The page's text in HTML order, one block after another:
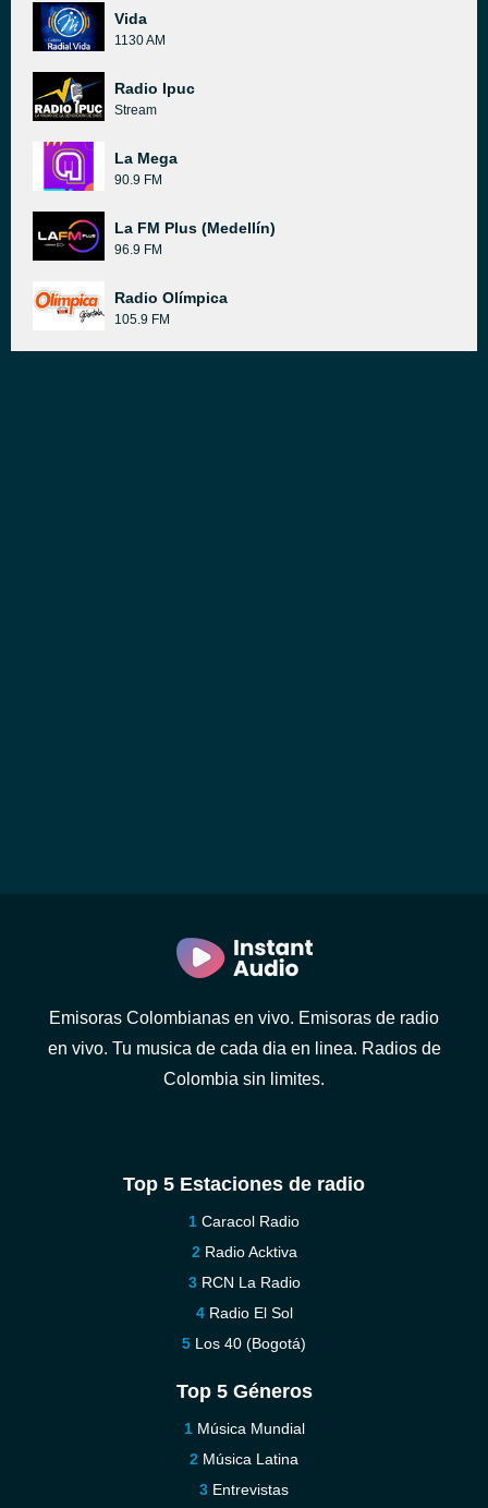
Vida
1130 AM
Radio Ipuc
Stream
La Mega
90.9 FM
La FM Plus (Medellín)
96.9 FM
Radio Olímpica
105.9 FM
Emisoras Colombianas en vivo. Emisoras de radio
en vivo. Tu musica de cada dia en linea. Radios de
Colombia sin limites.
Top 5 Estaciones de radio
Caracol Radio
Radio Acktiva
RCN La Radio
Radio El Sol
Los 40 (Bogotá)
Top 5 Géneros
Música Mundial
Música Latina
Entrevistas